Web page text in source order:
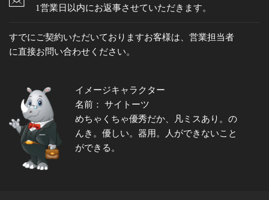
1営業日以内にお返事させていただきます。
すでにご契約いただいておりますお客様は、営業担当者
に直接お問い合わせください。
イメージキャラクター
名前： サイトーツ
めちゃくちゃ優秀だか、凡ミスあり。の
んき。優しい。器用。人ができないこと
ができる。